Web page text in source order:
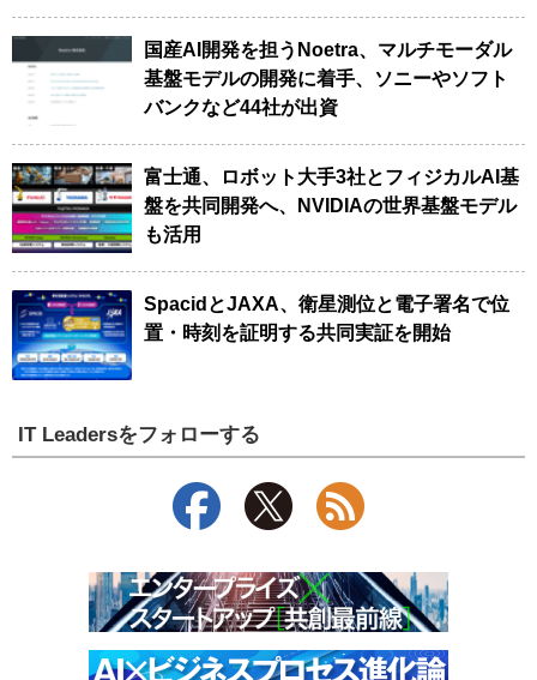
国産AI開発を担うNoetra、マルチモーダル
基盤モデルの開発に着手、ソニーやソフト
バンクなど44社が出資
富士通、ロボット大手3社とフィジカルAI基
盤を共同開発へ、NVIDIAの世界基盤モデル
も活用
SpacidとJAXA、衛星測位と電子署名で位
置・時刻を証明する共同実証を開始
IT Leadersをフォローする